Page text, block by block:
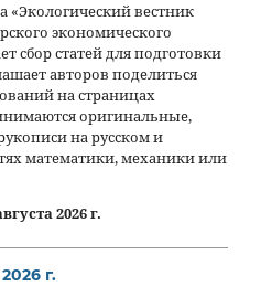
«Экологический вестник
экономического
сбор статей для подготовки
авторов поделиться
на страницах
оригинальные,
на русском и
математики, механики или
2026 г.
г.